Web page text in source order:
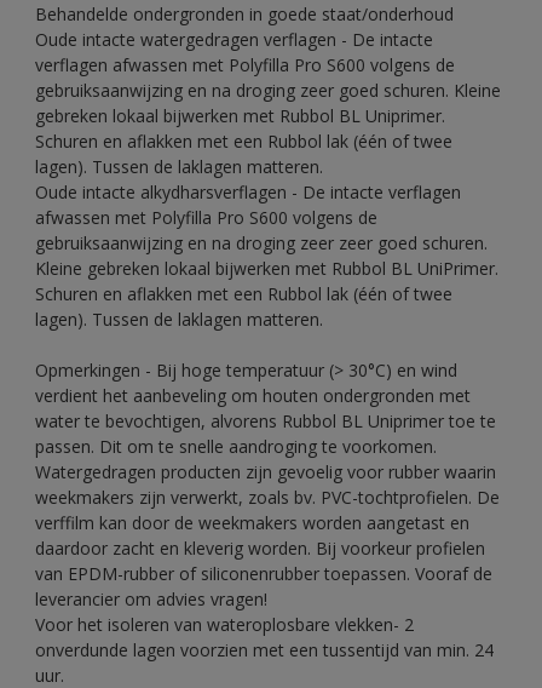
Behandelde ondergronden in goede staat/onderhoud
Oude intacte watergedragen verflagen - De intacte
verflagen afwassen met Polyfilla Pro S600 volgens de
gebruiksaanwijzing en na droging zeer goed schuren. Kleine
gebreken lokaal bijwerken met Rubbol BL Uniprimer.
Schuren en aflakken met een Rubbol lak (één of twee
lagen). Tussen de laklagen matteren.
Oude intacte alkydharsverflagen - De intacte verflagen
afwassen met Polyfilla Pro S600 volgens de
gebruiksaanwijzing en na droging zeer zeer goed schuren.
Kleine gebreken lokaal bijwerken met Rubbol BL UniPrimer.
Schuren en aflakken met een Rubbol lak (één of twee
lagen). Tussen de laklagen matteren.
Opmerkingen - Bij hoge temperatuur (> 30°C) en wind
verdient het aanbeveling om houten ondergronden met
water te bevochtigen, alvorens Rubbol BL Uniprimer toe te
passen. Dit om te snelle aandroging te voorkomen.
Watergedragen producten zijn gevoelig voor rubber waarin
weekmakers zijn verwerkt, zoals bv. PVC-tochtprofielen. De
verffilm kan door de weekmakers worden aangetast en
daardoor zacht en kleverig worden. Bij voorkeur profielen
van EPDM-rubber of siliconenrubber toepassen. Vooraf de
leverancier om advies vragen!
Voor het isoleren van wateroplosbare vlekken- 2
onverdunde lagen voorzien met een tussentijd van min. 24
uur.